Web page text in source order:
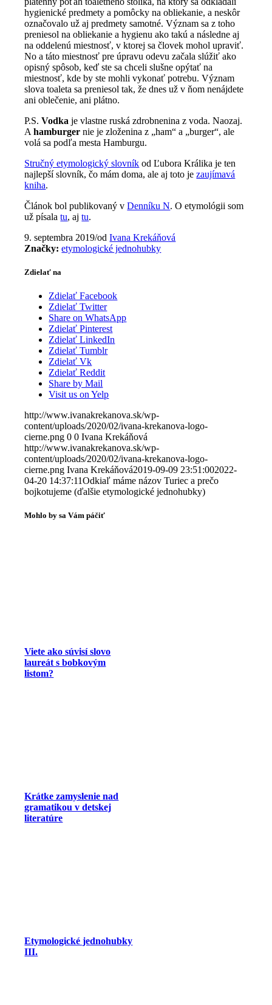
hygienické predmety a pomôcky na obliekanie, a neskôr
označovalo už aj predmety samotné. Význam sa z toho
preniesol na obliekanie a hygienu ako takú a následne aj
na oddelenú miestnosť, v ktorej sa človek mohol upraviť.
No a táto miestnosť pre úpravu odevu začala slúžiť ako
opisný spôsob, keď ste sa chceli slušne opýtať na
miestnosť, kde by ste mohli vykonať potrebu. Význam
slova toaleta sa preniesol tak, že dnes už v ňom nenájdete
ani oblečenie, ani plátno.
P.S.Vodka je vlastne ruská zdrobnenina z voda. Naozaj.
Ahamburger nie je zloženina z „ham“ a „burger“, ale
volá sa podľa mesta Hamburgu.
Stručný etymologický slovník od Ľubora Králika je ten
najlepší slovník, čo mám doma, ale aj toto jezaujímavá
kniha.
Článok bol publikovaný vDenníku N. O etymológii som
už písalatu, ajtu.
9. septembra 2019/odIvana Krekáňová
Značky: etymologické jednohubky
Zdielať na
Zdielať Facebook
Zdielať Twitter
Share on WhatsApp
Zdielať Pinterest
Zdielať LinkedIn
Zdielať Tumblr
Zdielať Vk
Zdielať Reddit
Share by Mail
Visit us on Yelp
http://www.ivanakrekanova.sk/wp-
content/uploads/2020/02/ivana-krekanova-logo-
cierne.png 0 0 Ivana Krekáňová
http://www.ivanakrekanova.sk/wp-
content/uploads/2020/02/ivana-krekanova-logo-
cierne.png Ivana Krekáňová2019-09-09 23:51:002022-
04-20 14:37:11Odkiaľ máme názov Turiec a prečo
bojkotujeme (ďalšie etymologické jednohubky)
Mohlo by sa Vám páčiť
Viete ako súvisí slovo
laureát s bobkovým
listom?
Krátke zamyslenie nad
gramatikou v detskej
literatúre
Etymologické jednohubky
III.